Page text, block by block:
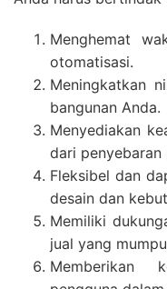
Menghemat
otomatisasi.
Meningkatkan
bangunan Anda.
Menyediakan
dari penyebaran
Fleksibel dan
desain dan
Memiliki
jual yang
Memberikan